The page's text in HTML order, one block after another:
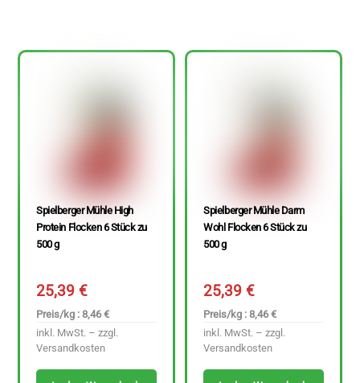
Spielberger Mühle High
Protein Flocken 6 Stück zu
500 g
25,39€
Preis/kg : 8,46 €
inkl. MwSt. – zzgl.
Versandkosten
Spielberger Mühle Darm
Wohl Flocken 6 Stück zu
500 g
25,39€
Preis/kg : 8,46 €
inkl. MwSt. – zzgl.
Versandkosten